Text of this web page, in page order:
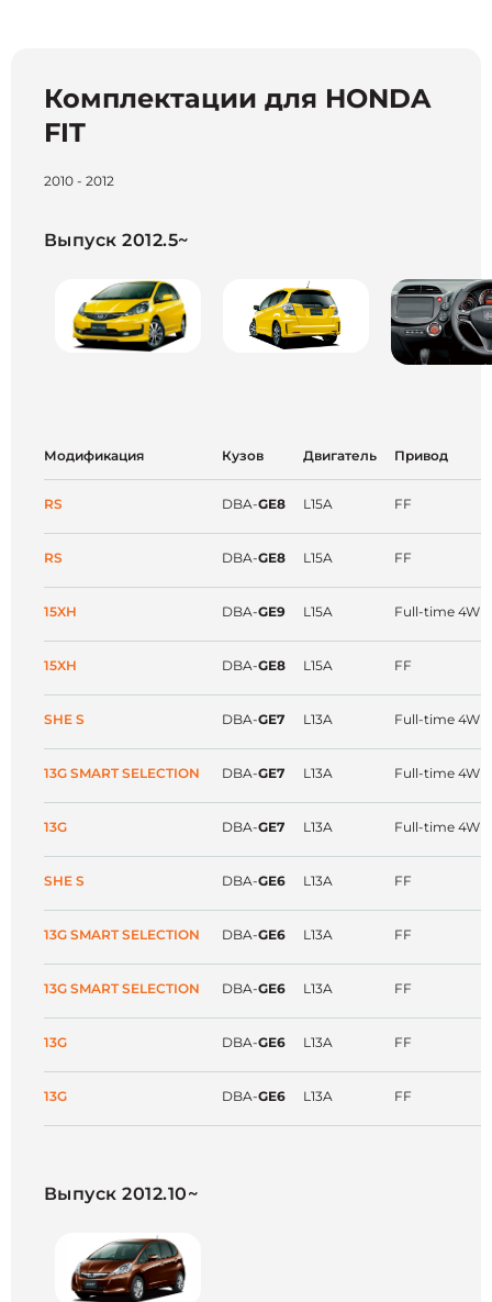
Комплектации для HONDA
FIT
2010 - 2012
Выпуск 2012.5~
Модификация Кузов Двигатель Привод
RS DBA-GE8 L15A FF
RS DBA-GE8 L15A FF
15XH DBA-GE9 L15A Full-time 4WD
15XH DBA-GE8 L15A FF
SHE S DBA-GE7 L13A Full-time 4WD
13G SMART SELECTION DBA-GE7 L13A Full-time 4WD
13G DBA-GE7 L13A Full-time 4WD
SHE S DBA-GE6 L13A FF
13G SMART SELECTION DBA-GE6 L13A FF
13G SMART SELECTION DBA-GE6 L13A FF
13G DBA-GE6 L13A FF
13G DBA-GE6 L13A FF
Выпуск 2012.10~